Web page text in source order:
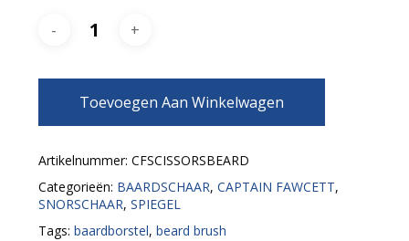
Toevoegen Aan Winkelwagen
Artikelnummer: CFSCISSORSBEARD
Categorieën: BAARDSCHAAR, CAPTAIN FAWCETT,
SNORSCHAAR, SPIEGEL
Tags: baardborstel, beard brush